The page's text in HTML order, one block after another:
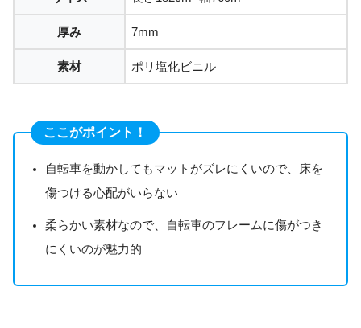
厚み 7mm
素材 ポリ塩化ビニル
ここがポイント！
自転車を動かしてもマットがズレにくいので、床を
傷つける心配がいらない
柔らかい素材なので、自転車のフレームに傷がつき
にくいのが魅力的